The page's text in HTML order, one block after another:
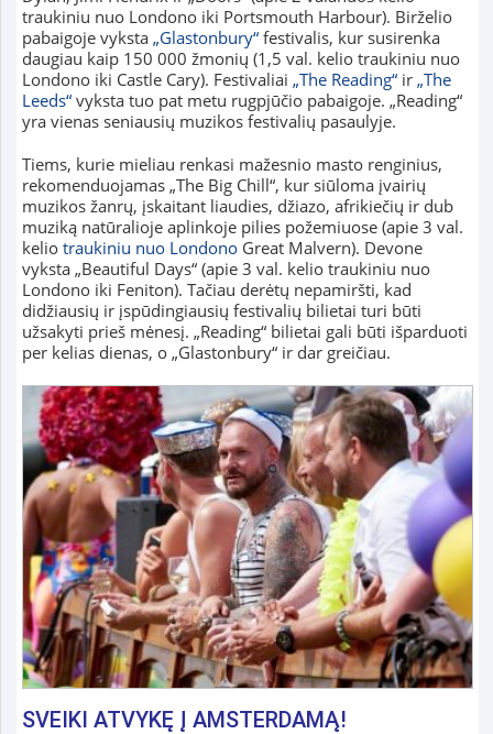
traukiniu nuo Londono iki Portsmouth Harbour). Birželio
pabaigoje vyksta „Glastonbury“festivalis, kur susirenka
daugiau kaip 150 000 žmonių (1,5 val. kelio traukiniu nuo
Londono iki Castle Cary). Festivaliai „The Reading“ir „The
Leeds“vyksta tuo pat metu rugpjūčio pabaigoje. „Reading“
yra vienas seniausių muzikos festivalių pasaulyje.
Tiems, kurie mieliau renkasi mažesnio masto renginius,
rekomenduojamas „The Big Chill“, kur siūloma įvairių
muzikos žanrų, įskaitant liaudies, džiazo, afrikiečių ir dub
muziką natūralioje aplinkoje pilies požemiuose (apie 3 val.
kelio traukiniu nuo LondonoGreat Malvern). Devone
vyksta „Beautiful Days“ (apie 3 val. kelio traukiniu nuo
Londono iki Feniton). Tačiau derėtų nepamiršti, kad
didžiausių ir įspūdingiausių festivalių bilietai turi būti
užsakyti prieš mėnesį. „Reading“ bilietai gali būti išparduoti
per kelias dienas, o „Glastonbury“ ir dar greičiau.
SVEIKI ATVYKĘ Į AMSTERDAMĄ!